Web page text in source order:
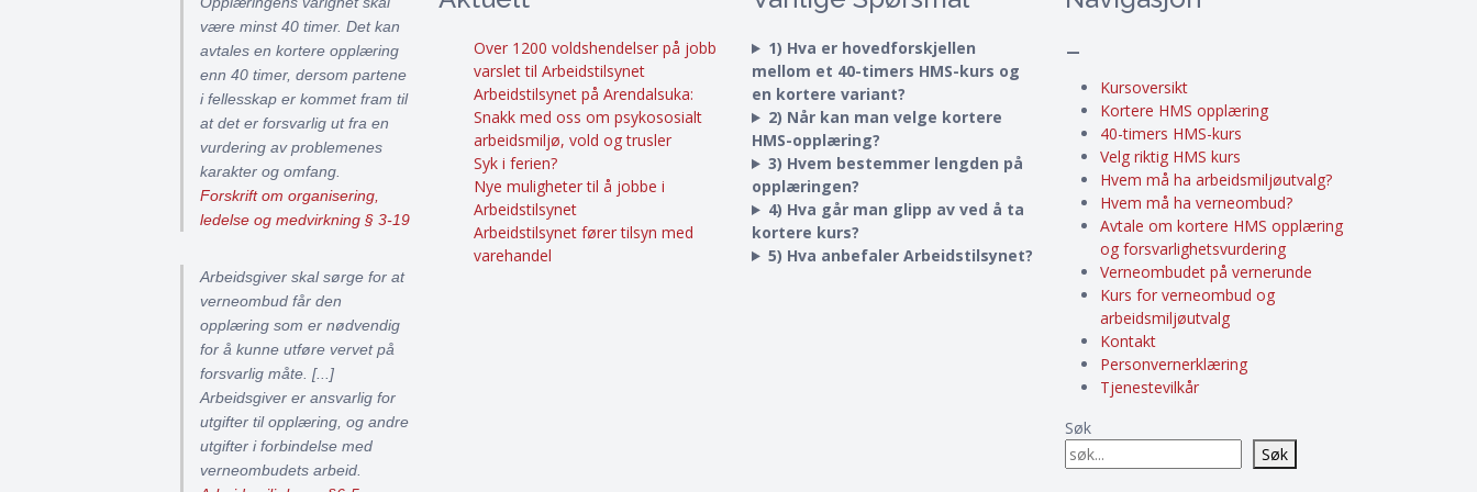
være minst 40 timer. Det kan
avtales en kortere opplæring
enn 40 timer, dersom partene
i fellesskap er kommet fram til
at det er forsvarlig ut fra en
vurdering av problemenes
karakter og omfang.
Forskrift om organisering,
ledelse og medvirkning § 3-19
Arbeidsgiver skal sørge for at
verneombud får den
opplæring som er nødvendig
for å kunne utføre vervet på
forsvarlig måte. [...]
Arbeidsgiver er ansvarlig for
utgifter til opplæring, og andre
utgifter i forbindelse med
verneombudets arbeid.
Over 1200 voldshendelser på jobb
varslet til Arbeidstilsynet
Arbeidstilsynet på Arendalsuka:
Snakk med oss om psykososialt
arbeidsmiljø, vold og trusler
Syk i ferien?
Nye muligheter til å jobbe i
Arbeidstilsynet
Arbeidstilsynet fører tilsyn med
varehandel
1) Hva er hovedforskjellen
mellom et 40-timers HMS-kurs og
en kortere variant?
2) Når kan man velge kortere
HMS-opplæring?
3) Hvem bestemmer lengden på
opplæringen?
4) Hva går man glipp av ved å ta
kortere kurs?
5) Hva anbefaler Arbeidstilsynet?
–
Kursoversikt
Kortere HMS opplæring
40-timers HMS-kurs
Velg riktig HMS kurs
Hvem må ha arbeidsmiljøutvalg?
Hvem må ha verneombud?
Avtale om kortere HMS opplæring
og forsvarlighetsvurdering
Verneombudet på vernerunde
Kurs for verneombud og
arbeidsmiljøutvalg
Kontakt
Personvernerklæring
Tjenestevilkår
Søk
Søk